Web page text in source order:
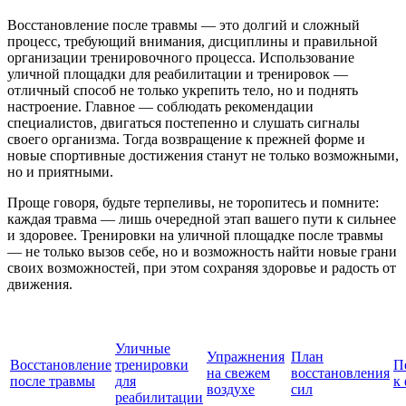
Восстановление после травмы — это долгий и сложный
процесс, требующий внимания, дисциплины и правильной
организации тренировочного процесса. Использование
уличной площадки для реабилитации и тренировок —
отличный способ не только укрепить тело, но и поднять
настроение. Главное — соблюдать рекомендации
специалистов, двигаться постепенно и слушать сигналы
своего организма. Тогда возвращение к прежней форме и
новые спортивные достижения станут не только возможными,
но и приятными.
Проще говоря, будьте терпеливы, не торопитесь и помните:
каждая травма — лишь очередной этап вашего пути к сильнее
и здоровее. Тренировки на уличной площадке после травмы
— не только вызов себе, но и возможность найти новые грани
своих возможностей, при этом сохраняя здоровье и радость от
движения.
Восстановление
после травмы
Уличные
тренировки
для
реабилитации
Упражнения
на свежем
воздухе
План
восстановления
сил
к